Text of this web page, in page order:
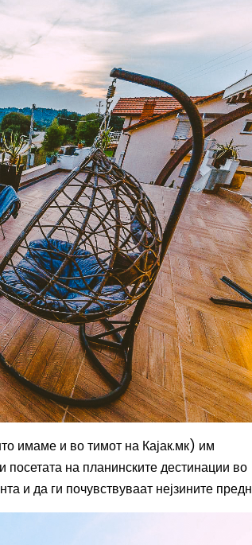
имаме и во тимот на Кајак.мк) им
на планинските дестинации во
и да ги почувствуваат нејзините
Целосно
Сонцето 2026:
најголемиот
во Европа